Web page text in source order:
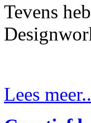
Tevens
Lees